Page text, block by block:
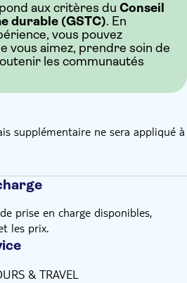
aux critères du Conseil
durable (GSTC). En
vous pouvez
vous aimez, prendre soin de
les communautés
supplémentaire ne sera appliqué à
prise en charge disponibles,
les prix.
& TRAVEL